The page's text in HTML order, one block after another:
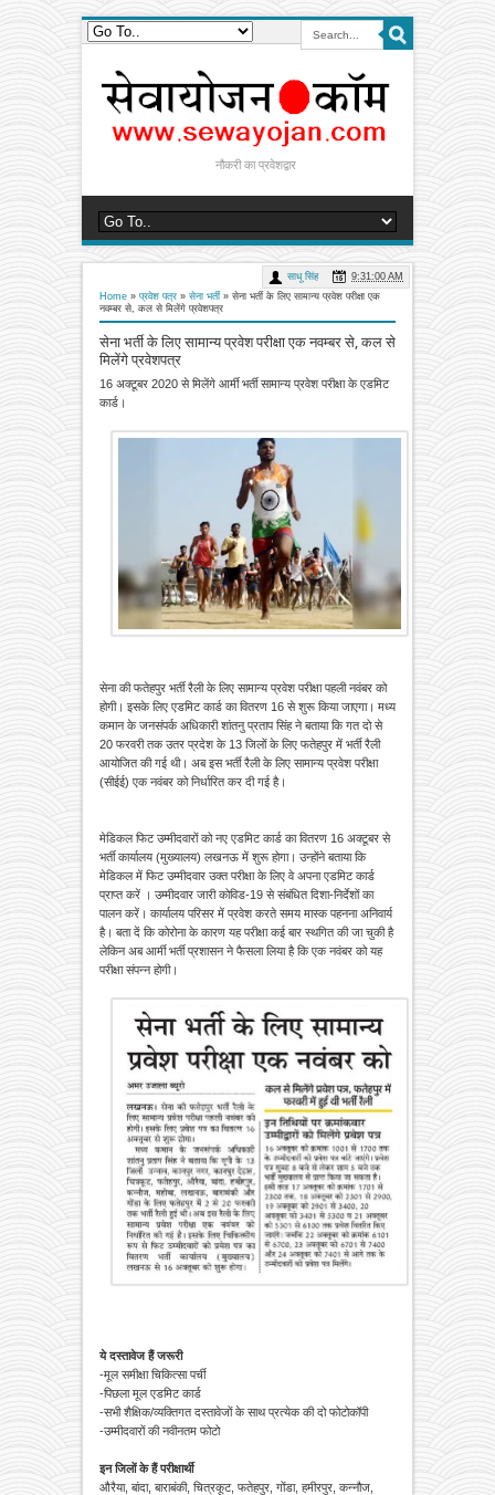
नौकरी का प्रवेशद्वार
Home » प्रवेश पत्र » सेना भर्ती » सेना भर्ती के लिए सामान्य प्रवेश परीक्षा एक
नवम्बर से, कल से मिलेंगे प्रवेशपत्र
सेना भर्ती के लिए सामान्य प्रवेश परीक्षा एक नवम्बर से, कल से
मिलेंगे प्रवेशपत्र
साधू सिंह 9:31:00 AM
16 अक्टूबर 2020 से मिलेंगे आर्मी भर्ती सामान्य प्रवेश परीक्षा के एडमिट
कार्ड।
सेना की फतेहपुर भर्ती रैली के लिए सामान्य प्रवेश परीक्षा पहली नवंबर को
होगी। इसके लिए एडमिट कार्ड का वितरण 16 से शुरू किया जाएगा। मध्य
कमान के जनसंपर्क अधिकारी शांतनु प्रताप सिंह ने बताया कि गत दो से
20 फरवरी तक उतर प्रदेश के 13 जिलों के लिए फतेहपुर में भर्ती रैली
आयोजित की गई थी। अब इस भर्ती रैली के लिए सामान्य प्रवेश परीक्षा
(सीईई) एक नवंबर को निर्धारित कर दी गई है।
मेडिकल फिट उम्मीदवारों को नए एडमिट कार्ड का वितरण 16 अक्टूबर से
भर्ती कार्यालय (मुख्यालय) लखनऊ में शुरू होगा। उन्होंने बताया कि
मेडिकल में फिट उम्मीदवार उक्त परीक्षा के लिए वे अपना एडमिट कार्ड
प्राप्त करें । उम्मीदवार जारी कोविड-19 से संबंधित दिशा-निर्देशों का
पालन करें। कार्यालय परिसर में प्रवेश करते समय मास्क पहनना अनिवार्य
है। बता दें कि कोरोना के कारण यह परीक्षा कई बार स्थगित की जा चुकी है
लेकिन अब आर्मी भर्ती प्रशासन ने फैसला लिया है कि एक नवंबर को यह
परीक्षा संपन्न होगी।
ये दस्तावेज हैं जरूरी
-मूल समीक्षा चिकित्सा पर्ची
-पिछला मूल एडमिट कार्ड
-सभी शैक्षिक/व्यक्तिगत दस्तावेजों के साथ प्रत्येक की दो फोटोकॉपी
-उम्मीदवारों की नवीनतम फोटो
इन जिलों के हैं परीक्षार्थी
औरैया, बांदा, बाराबंकी, चित्रकूट, फतेहपुर, गोंडा, हमीरपुर, कन्नौज,